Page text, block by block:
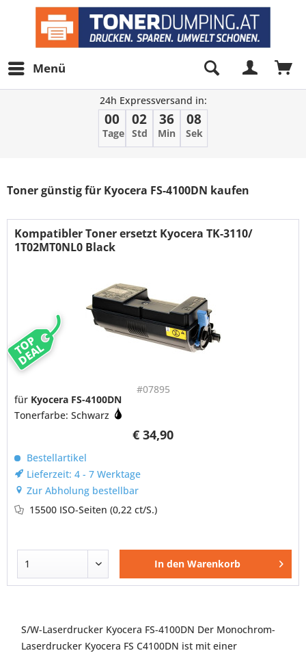
Menü
24h Expressversand in:
00
Tage
02
Std
36
Min
08
Sek
Toner günstig für Kyocera FS-4100DN kaufen
TOP
DEAL
Kompatibler Toner ersetzt Kyocera TK-3110/
1T02MT0NL0 Black
#07895
€ 34,90
für Kyocera FS-4100DN
Tonerfarbe: Schwarz
Bestellartikel
Lieferzeit: 4 - 7 Werktage
Zur Abholung bestellbar
15500 ISO-Seiten(0,22 ct/S.)
In den Warenkorb
S/W-Laserdrucker Kyocera FS-4100DN Der Monochrom-
Laserdrucker Kyocera FS C4100DN ist mit einer